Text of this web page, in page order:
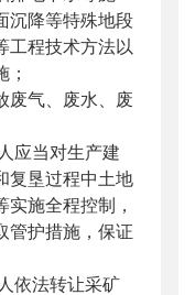
沉降等特殊地段
工程技术方法以
气、废水、废
当对生产建
复垦过程中土地
施全程控制，
管护措施，保证
依法转让采矿